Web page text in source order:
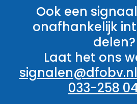
Ook een
onafhankelijk
delen?
Laat het ons
signalen@dfobv.nl
033-258